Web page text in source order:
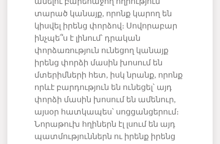
տարած կանայք, որոնք կարող են
կիսվել իրենց փորձով։ Սովորաբար
ինչպե՞ս է լինում՝ դրական
փորձառություն ունեցող կանայք
իրենց փորձի մասին խոսում են
մտերիմների հետ, իսկ նրանք, որոնք
որևէ բարդություն են ունեցել՝ այդ
փորձի մասին խոսում են ամենուր,
այսօր հատկապես՝ սոցցանցերում։
Նորաթուխ հղիներն էլ լսում են այդ
պատմություններն ու իրենք իրենց